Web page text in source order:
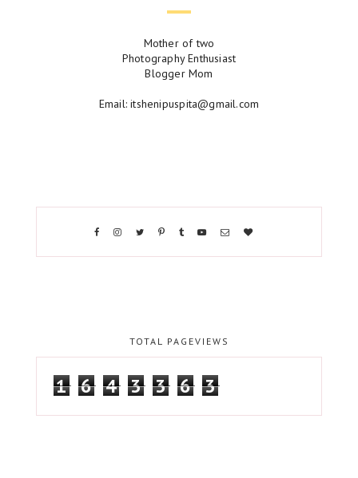
Mother of two
Photography Enthusiast
Blogger Mom
Email: itshenipuspita@gmail.com
TOTAL PAGEVIEWS
1 6 4 3 3 6 3